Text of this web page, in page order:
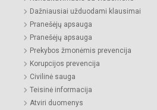
Dažniausiai užduodami klausimai
Pranešėjų apsauga
Pranešėjų apsauga
Prekybos žmonėmis prevencija
Korupcijos prevencija
Civilinė sauga
Teisinė informacija
Atviri duomenys